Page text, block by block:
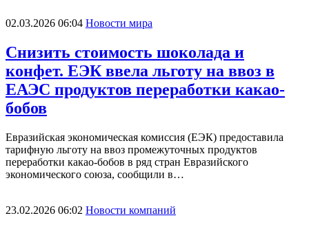
02.03.2026 06:04 Новости мира
Снизить стоимость шоколада и
конфет. ЕЭК ввела льготу на ввоз в
ЕАЭС продуктов переработки какао-
бобов
Евразийская экономическая комиссия (ЕЭК) предоставила
тарифную льготу на ввоз промежуточных продуктов
переработки какао-бобов в ряд стран Евразийского
экономического союза, сообщили в…
23.02.2026 06:02 Новости компаний